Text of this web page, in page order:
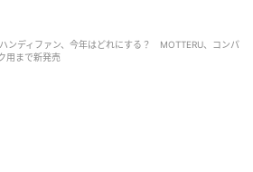
ベリー / リラックスグレープ / ミ
ハンディファン、今年はどれにする？ MOTTERU、コンパ
用まで新発売